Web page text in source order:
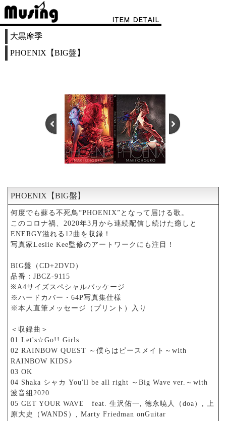
大黒摩季
PHOENIX【BIG盤】
PHOENIX【BIG盤】
何度でも蘇る不死鳥“PHOENIX”となって届ける歌。
このコロナ禍、2020年3月から連続配信し続けた癒しと
ENERGY溢れる12曲を収録！
写真家Leslie Kee監修のアートワークにも注目！
BIG盤（CD+2DVD）
品番：JBCZ-9115
※A4サイズスペシャルパッケージ
※ハードカバー・64P写真集仕様
※本人直筆メッセージ（プリント）入り
＜収録曲＞
01 Let's☆Go!! Girls
02 RAINBOW QUEST ～僕らはピースメイト～with
RAINBOW KIDS♪
03 OK
04 Shaka シャカ You'll be all right ～Big Wave ver.～with
波音組2020
05 GET YOUR WAVE feat. 生沢佑一, 徳永暁人（doa）, 上
原大史（WANDS）, Marty Friedman onGuitar